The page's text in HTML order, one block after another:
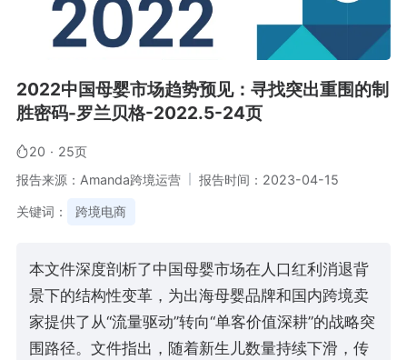
2022中国母婴市场趋势预见：寻找突出重围的制
胜密码-罗兰贝格-2022.5-24页
20 · 25页
报告来源：Amanda跨境运营
报告时间：2023-04-15
关键词： 跨境电商
本文件深度剖析了中国母婴市场在人口红利消退背
景下的结构性变革，为出海母婴品牌和国内跨境卖
家提供了从“流量驱动”转向“单客价值深耕”的战略突
围路径。文件指出，随着新生儿数量持续下滑，传